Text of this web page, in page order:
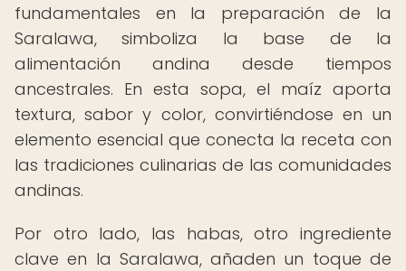
fundamentales en la preparación de la
Saralawa, simboliza la base de la
alimentación andina desde tiempos
ancestrales. En esta sopa, el maíz aporta
textura, sabor y color, convirtiéndose en un
elemento esencial que conecta la receta con
las tradiciones culinarias de las comunidades
andinas.
Por otro lado, las habas, otro ingrediente
clave en la Saralawa, añaden un toque de